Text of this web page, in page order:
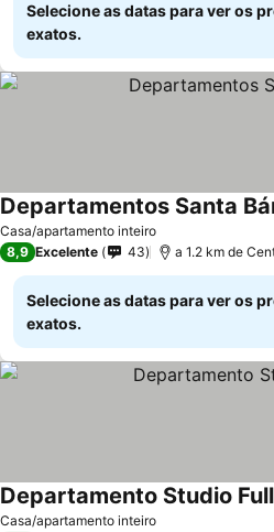
Selecione as datas para ver os
exatos.
Casa/apartamento inteiro
Departamentos Santa
8,9 Excelente 43 a 1.2 km de
Selecione as datas para ver os
exatos.
Casa/apartamento inteiro
Departamento Studio